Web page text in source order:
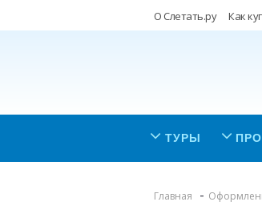
О Слетать.ру Как
ТУРЫ
Главная